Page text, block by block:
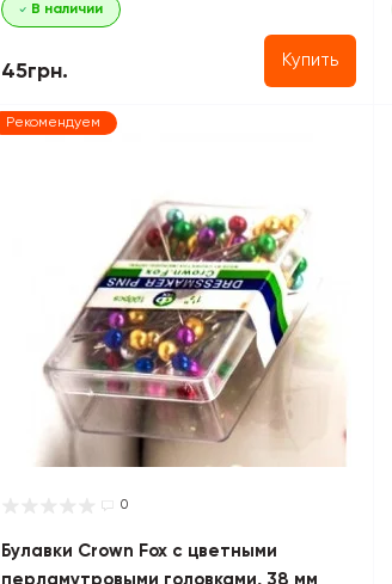
В наличии
45грн.
Купить
Рекомендуем
0
Булавки Crown Fox с цветными
перламутровыми головками, 38 мм